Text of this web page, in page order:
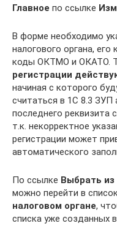
Главное по ссылке
В форме необходимо
налогового органа,
коды ОКТМО и ОКАТО.
регистрации
начиная с которого
считаться в 1С 8.3 ЗУП
последнего реквизита
т.к. некорректное
регистрации может
автоматического
По ссылке Выбрать из
можно перейти в
налоговом органе,
списка уже созданных